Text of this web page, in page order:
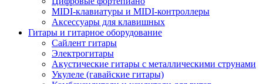
MIDI-клавиатуры и MIDI-контроллеры
Аксессуары для клавишных
Гитары и гитарное оборудование
Сайлент гитары
Электрогитары
Акустические гитары с металлическими струнами
Укулеле (гавайские гитары)